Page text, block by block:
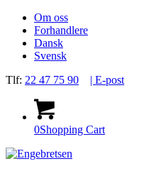
Om oss
Forhandlere
Dansk
Svensk
Tlf: 22 47 75 90 | E-post
0Shopping Cart